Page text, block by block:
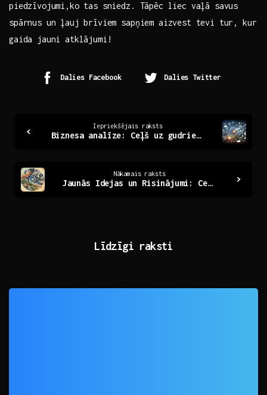
piedzīvojumi,ko​ tas sniedz. Tāpēc liec vaļā savus
spārnus un‍ ļauj brīviem sapņiem aizvest tevi tur, kur
gaida jauni atklājumi!
Dalies Facebook Dalies Twitter
Reading
Iepriekšējais raksts
Biznesa analīze: Ceļš uz gudriem lēmumiem un izaugsmi
Nākamais raksts
Jaunās Idejas un Risinājumi: Ceļojums uz Vēl neizpētītu
Līdzīgi raksti